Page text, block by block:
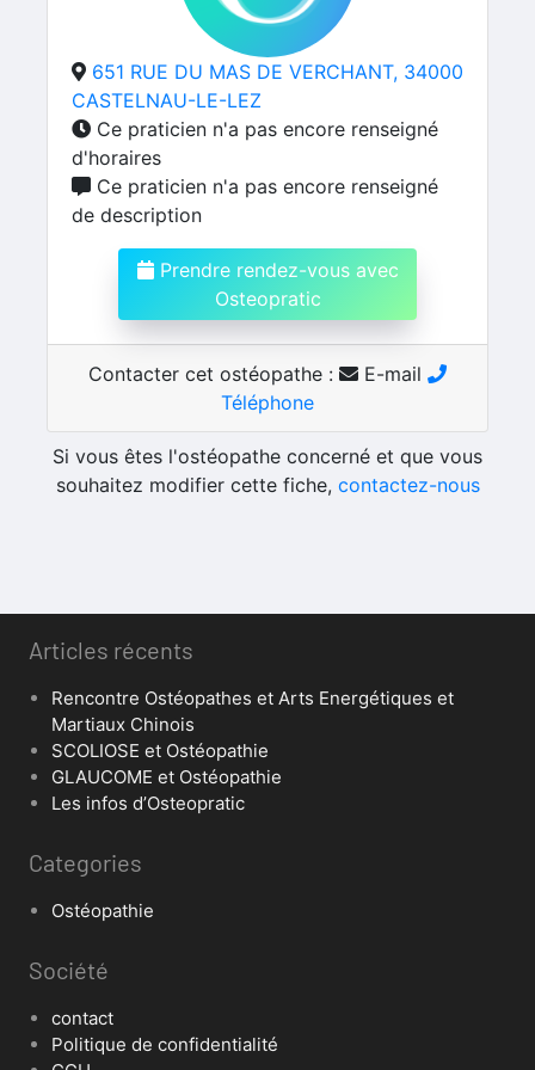
651 RUE DU MAS DE VERCHANT, 34000
CASTELNAU-LE-LEZ
Ce praticien n'a pas encore renseigné
d'horaires
Ce praticien n'a pas encore renseigné
de description
Prendre rendez-vous avec
Osteopratic
Contacter cet ostéopathe :
E-mail
Téléphone
Si vous êtes l'ostéopathe concerné et que vous
souhaitez modifier cette fiche, contactez-nous
Articles récents
Rencontre Ostéopathes et Arts Energétiques et
Martiaux Chinois
SCOLIOSE et Ostéopathie
GLAUCOME et Ostéopathie
Les infos d’Osteopratic
Categories
Ostéopathie
Société
contact
Politique de confidentialité